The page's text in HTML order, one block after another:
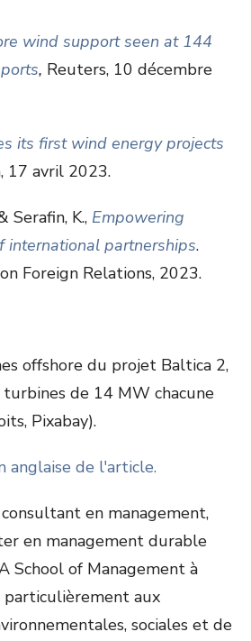
wind support seen at 144
, Reuters, 10 décembre
its first wind energy projects
17 avril 2023.
Serafin, K., Empowering
international partnerships.
Foreign Relations, 2023.
offshore du projet Baltica 2,
de 14 MW chacune
Pixabay).
anglaise de l'article.
en management,
en management durable
School of Management à
particulièrement aux
sociales et de